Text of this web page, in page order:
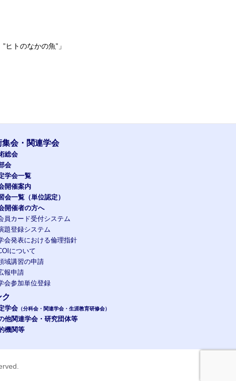
トのなかの魚”」
集会・関連学会
総会
会
学会一覧
開催案内
会一覧（単位認定）
開催者の方へ
員カード受付システム
題登録システム
会発表における倫理指針
について
域講習の申請
報申請
会参加単位登録
ク
学会 （分科会・関連学会・生涯教育研修会）
他関連学会・研究団体等
機関等